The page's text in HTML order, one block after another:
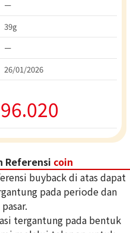
ー
39g
ー
26/01/2026
Referensi coin
buyback di atas dapat
pada periode dan
tergantung pada bentuk